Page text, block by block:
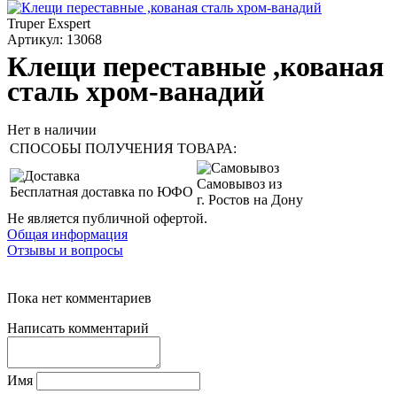
Truper Exspert
Артикул: 13068
Клещи переставные ,кованая
сталь хром-ванадий
Нет в наличии
СПОСОБЫ ПОЛУЧЕНИЯ ТОВАРА:
Бесплатная доставка по ЮФО
Самовывоз из
г. Ростов на Дону
Не является публичной офертой.
Общая информация
Отзывы и вопросы
Пока нет комментариев
Написать комментарий
Имя